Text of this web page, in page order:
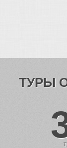
ТУРЫ